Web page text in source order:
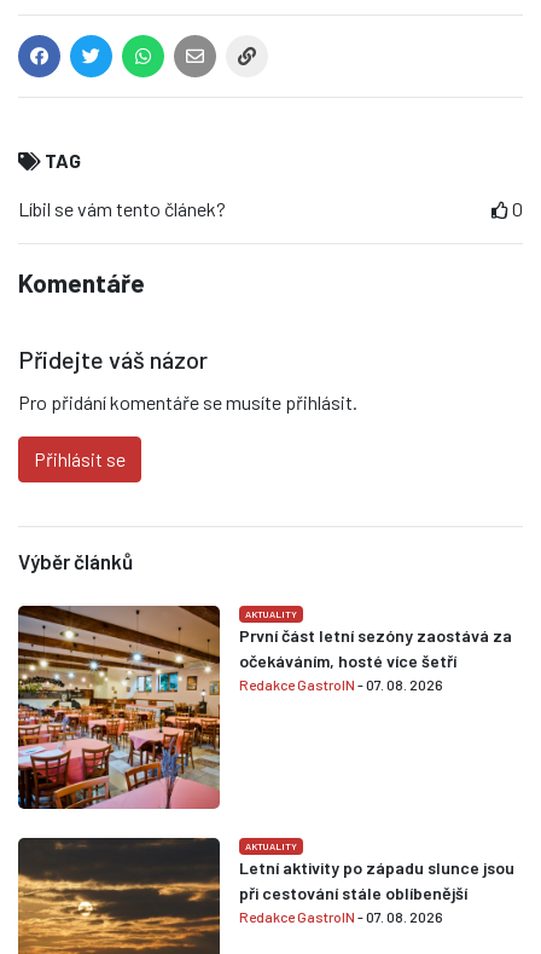
TAG
Líbil se vám tento článek? 0
Komentáře
Přidejte váš názor
Pro přidání komentáře se musíte přihlásit.
Přihlásit se
Výběr článků
AKTUALITY
První část letní sezóny zaostává za
očekáváním, hosté více šetří
Redakce GastroIN - 07. 08. 2026
AKTUALITY
Letní aktivity po západu slunce jsou
při cestování stále oblíbenější
Redakce GastroIN - 07. 08. 2026